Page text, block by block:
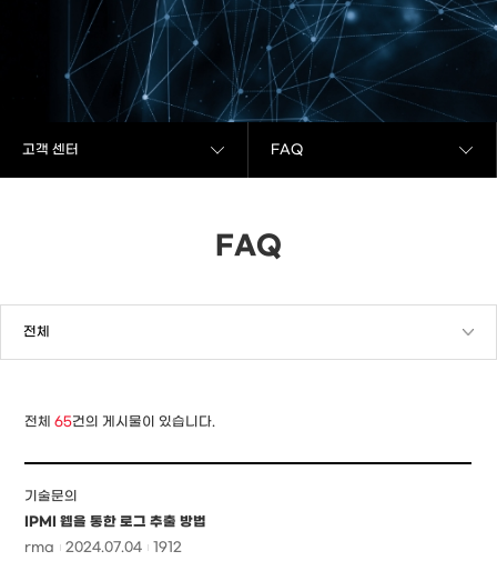
고객 센터 FAQ
FAQ
전체65건의 게시물이 있습니다.
기술문의
IPMI 웹을 통한 로그 추출 방법
rma
2024.07.04 1912